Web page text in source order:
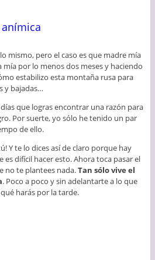
mismo, pero el caso es que madre mía
mía por lo menos dos meses y haciendo
estabilizo esta montaña rusa para
y bajadas…
que logras encontrar una razón para
Por suerte, yo sólo he tenido un par
de ello.
Y te lo dices así de claro porque hay
es difícil hacer esto. Ahora toca pasar el
no te plantees nada.Tan sólo vive el
. Poco a poco y sin adelantarte a lo que
harás por la tarde.